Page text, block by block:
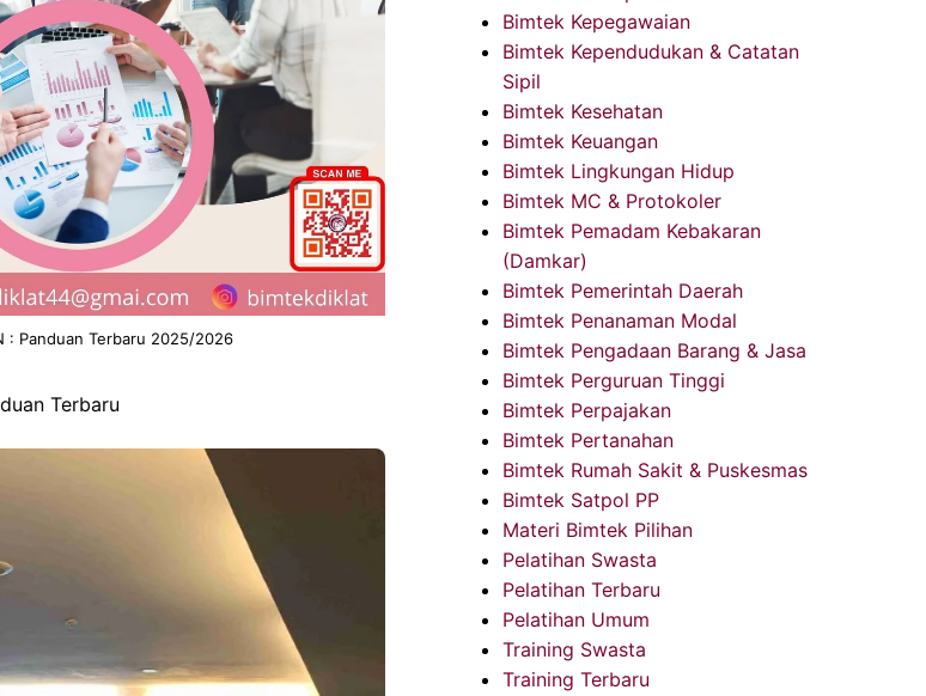
: Panduan Terbaru 2025/2026
Terbaru
Bimtek Kepegawaian
Bimtek Kependudukan & Catatan
Sipil
Bimtek Kesehatan
Bimtek Keuangan
Bimtek Lingkungan Hidup
Bimtek MC & Protokoler
Bimtek Pemadam Kebakaran
(Damkar)
Bimtek Pemerintah Daerah
Bimtek Penanaman Modal
Bimtek Pengadaan Barang & Jasa
Bimtek Perguruan Tinggi
Bimtek Perpajakan
Bimtek Pertanahan
Bimtek Rumah Sakit & Puskesmas
Bimtek Satpol PP
Materi Bimtek Pilihan
Pelatihan Swasta
Pelatihan Terbaru
Pelatihan Umum
Training Swasta
Training Terbaru